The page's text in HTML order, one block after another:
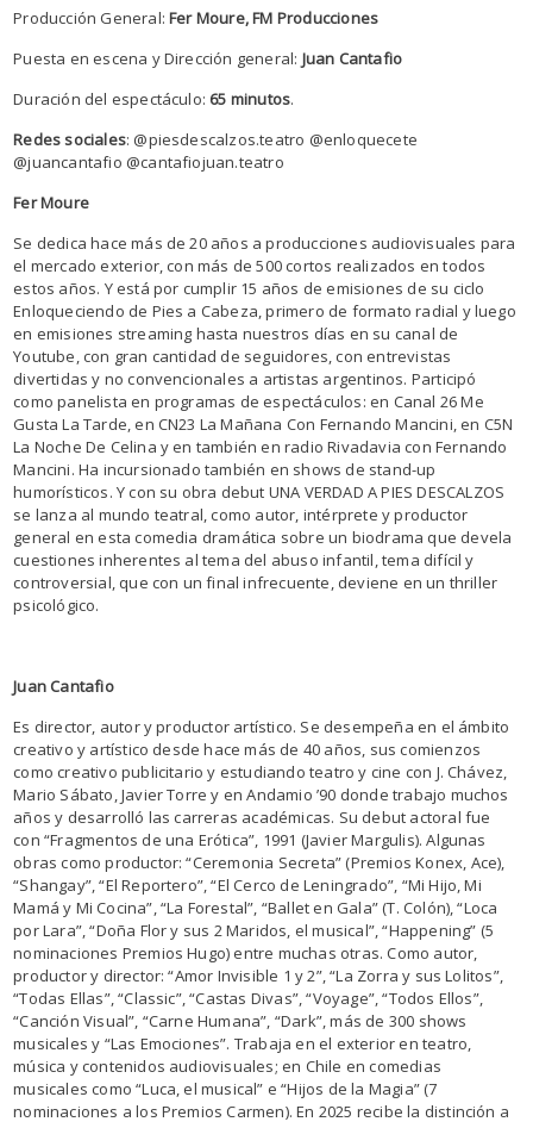
Producción General:Fer Moure, FM Producciones
Puesta en escena y Dirección general: Juan Cantafio
Duración del espectáculo: 65 minutos.
Redes sociales: @piesdescalzos.teatro @enloquecete
@juancantafio @cantafiojuan.teatro
Fer Moure
Se dedica hace más de 20 años a producciones audiovisuales para
el mercado exterior, con más de 500 cortos realizados en todos
estos años. Y está por cumplir 15 años de emisiones de su ciclo
Enloqueciendo de Pies a Cabeza, primero de formato radial y luego
en emisiones streaming hasta nuestros días en su canal de
Youtube, con gran cantidad de seguidores, con entrevistas
divertidas y no convencionales a artistas argentinos. Participó
como panelista en programas de espectáculos: en Canal 26 Me
Gusta La Tarde, en CN23 La Mañana Con Fernando Mancini, en C5N
La Noche De Celina y en también en radio Rivadavia con Fernando
Mancini. Ha incursionado también en shows de stand-up
humorísticos. Y con su obra debut UNA VERDAD A PIES DESCALZOS
se lanza al mundo teatral, como autor, intérprete y productor
general en esta comedia dramática sobre un biodrama que devela
cuestiones inherentes al tema del abuso infantil, tema difícil y
controversial, que con un final infrecuente, deviene en un thriller
psicológico.
Juan Cantafio
Es director, autor y productor artístico. Se desempeña en el ámbito
creativo y artístico desde hace más de 40 años, sus comienzos
como creativo publicitario y estudiando teatro y cine con J. Chávez,
Mario Sábato, Javier Torre y en Andamio ’90 donde trabajo muchos
años y desarrolló las carreras académicas. Su debut actoral fue
con “Fragmentos de una Erótica”, 1991 (Javier Margulis). Algunas
obras como productor: “Ceremonia Secreta” (Premios Konex, Ace),
“Shangay”, “El Reportero”, “El Cerco de Leningrado”, “Mi Hijo, Mi
Mamá y Mi Cocina”, “La Forestal”, “Ballet en Gala” (T. Colón), “Loca
por Lara”, “Doña Flor y sus 2 Maridos, el musical”, “Happening” (5
nominaciones Premios Hugo) entre muchas otras. Como autor,
productor y director: “Amor Invisible 1 y 2”, “La Zorra y sus Lolitos”,
“Todas Ellas”, “Classic”, “Castas Divas”, “Voyage”, “Todos Ellos”,
“Canción Visual”, “Carne Humana”, “Dark”, más de 300 shows
musicales y “Las Emociones”. Trabaja en el exterior en teatro,
música y contenidos audiovisuales; en Chile en comedias
musicales como “Luca, el musical” e “Hijos de la Magia” (7
nominaciones a los Premios Carmen). En 2025 recibe la distinción a